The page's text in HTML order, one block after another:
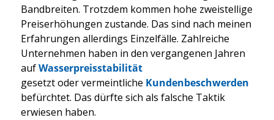
Band­brei­ten. Trotz­dem kom­men hohe zwei­stel­li­ge
Preis­er­hö­hun­gen zustan­de. Das sind nach mei­nen
Erfah­run­gen aller­dings Ein­zel­fäl­le. Zahl­rei­che
Unter­neh­men haben in den ver­gan­ge­nen Jah­ren
aufWas­ser­preis­sta­bi­li­tät
gesetzt oder ver­meint­li­che Kun­den­be­schwer­den
befürch­tet. Das dürf­te sich als fal­sche Tak­tik
erwie­sen haben.